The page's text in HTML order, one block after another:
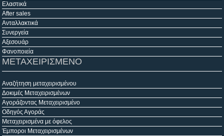
Ελαστικά
After sales
Ανταλλακτικά
Συνεργεία
Αξεσουάρ
Φανοποιεία
ΜΕΤΑΧΕΙΡΙΣΜΕΝΟ
Αναζήτηση μεταχειρισμένου
Δοκιμές Μεταχειρισμένων
Αγοράζοντας Μεταχειρισμένο
Οδηγός Αγοράς
Μεταχειρισμένα με όφελος
Έμποροι Μεταχειρισμένων